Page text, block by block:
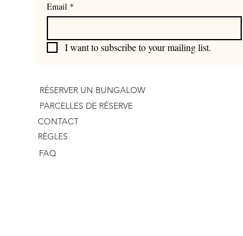
Email *
I want to subscribe to your mailing list.
RÉSERVER UN BUNGALOW
PARCELLES DE RÉSERVE
CONTACT
RÈGLES
FAQ